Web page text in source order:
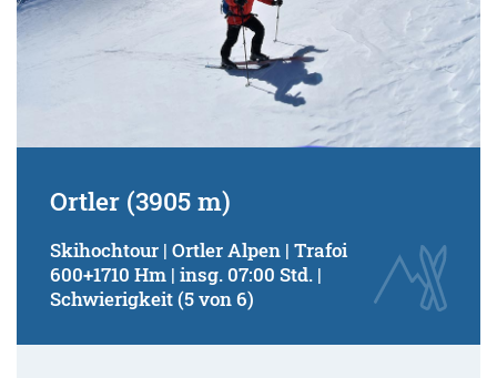
Ortler (3905 m)
Skihochtour | Ortler Alpen | Trafoi
600+1710 Hm | insg. 07:00 Std. |
Schwierigkeit (5 von 6)